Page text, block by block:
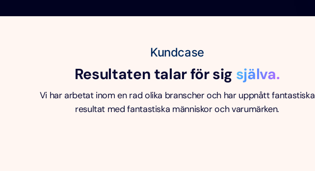
Kundcase
Resultaten talar för sig själva.
Vi har arbetat inom en rad olika branscher och har uppnått fantastiska
resultat med fantastiska människor och varumärken.